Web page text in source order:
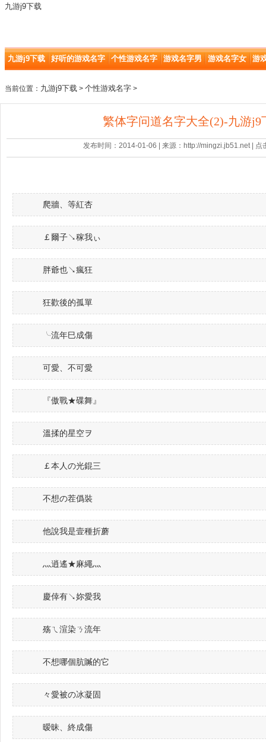
九游j9下载
九游j9下载 好听的游戏名字 个性游戏名字 游戏名字男 游戏名字女 游
当前位置： 九游j9下载 > 个性游戏名字 >
繁体字问道名字大全(2)-九游j9
发布时间：2014-01-06 | 来源：http://mingzi.jb51.net | 点
爬牆、等紅杏
￡爾子↘稼我ぃ
胖爺也↘瘋狂
狂歡後的孤單
╰流年巳成傷
可愛、不可愛
『傲戰★碟舞』
溫揉的星空ヲ
￡本人の光錕三
不想の茬僞裝
他說我是壹種折蘑
灬逍遙★麻繩灬
慶倖有↘妳愛我
殇ㄟ渲染ㄋ流年
不想哪個肮贓的它
々愛被の冰凝固
暧昧、終成傷